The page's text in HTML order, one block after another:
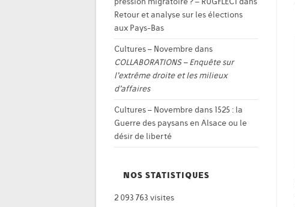
Retour et analyse sur les élections
aux Pays-Bas
Cultures – Novembre dans
COLLABORATIONS – Enquête sur
l’extrême droite et les milieux
d’affaires
Cultures – Novembre dans 1525 : la
Guerre des paysans en Alsace ou le
désir de liberté
NOS STATISTIQUES
2 093 763 visites